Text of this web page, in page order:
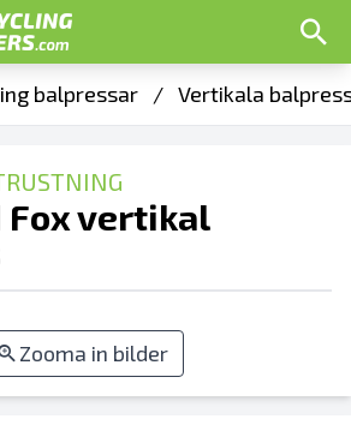
balpressar / Vertikala
Fox vertikal
Zooma in bilder